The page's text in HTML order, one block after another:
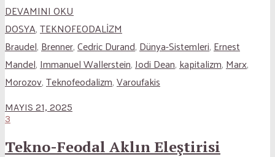
DEVAMINI OKU
DOSYA,TEKNOFEODALİZM
Braudel,Brenner,Cedric Durand,Dünya-Sistemleri,Ernest
Mandel,Immanuel Wallerstein,Jodi Dean,kapitalizm,Marx,
Morozov,Teknofeodalizm,Varoufakis
MAYIS 21, 2025
3
Tekno-Feodal Aklın Eleştirisi